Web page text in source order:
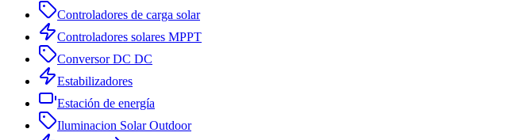
Controladores de carga solar
Controladores solares MPPT
Conversor DC DC
Estabilizadores
Estación de energía
Iluminacion Solar Outdoor